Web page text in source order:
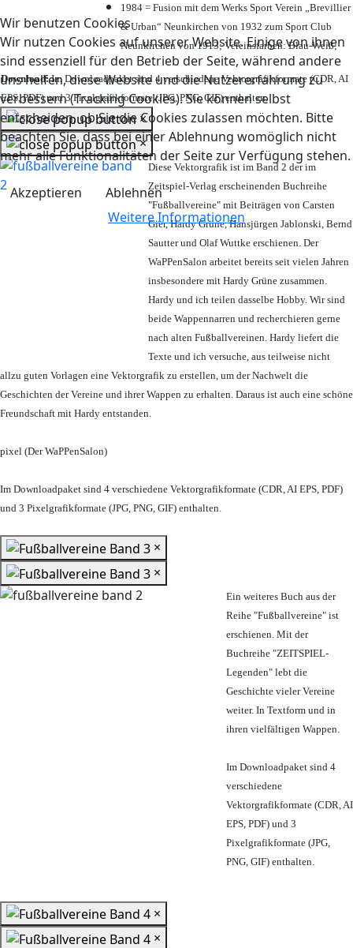
Wir benutzen Cookies
Wir nutzen Cookies auf unserer Website. Einige von ihnen
sind essenziell für den Betrieb der Seite, während andere
uns helfen, diese Website und die Nutzererfahrung zu
verbessern (Tracking Cookies). Sie können selbst
entscheiden, ob Sie die Cookies zulassen möchten. Bitte
beachten Sie, dass bei einer Ablehnung womöglich nicht
mehr alle Funktionalitäten der Seite zur Verfügung stehen.
Akzeptieren
Ablehnen
Weitere Informationen
1984 = Fusion mit dem Werks Sport Verein „Brevillier
& Urban“ Neunkirchen von 1932 zum Sport Club
Neunkirchen von 1913; Vereinsfarben: Blau-Weiß;
Download:Im Downloadpaket sind 4 verschiedene Vektorgrafikformate (CDR, AI
EPS, PDF) und 3 Pixelgrafikformate (JPG, PNG, GIF) enthalten.
×
×
Diese Vektorgrafik ist im Band 2 der im
Zeitspiel-Verlag erscheinenden Buchreihe
"Fußballvereine" mit Beiträgen von Carsten
Gier, Hardy Grüne, Hansjürgen Jablonski, Bernd
Sautter und Olaf Wuttke erschienen. Der
WaPPenSalon arbeitet bereits seit vielen Jahren
insbesondere mit Hardy Grüne zusammen.
Hardy und ich teilen dasselbe Hobby. Wir sind
beide Wappennarren und recherchieren gerne
nach alten Fußballvereinen. Hardy liefert die
Texte und ich versuche, aus teilweise nicht
allzu guten Vorlagen eine Vektorgrafik zu erstellen, um der Nachwelt die
Geschichten der Vereine und ihrer Wappen zu erhalten. Daraus ist auch eine schöne
Freundschaft mit Hardy entstanden.
pixel (Der WaPPenSalon)
Im Downloadpaket sind 4 verschiedene Vektorgrafikformate (CDR, AI EPS, PDF)
und 3 Pixelgrafikformate (JPG, PNG, GIF) enthalten.
×
×
Ein weiteres Buch aus der
Reihe "Fußballvereine" ist
erschienen. Mit der
Buchreihe "ZEITSPIEL-
Legenden" lebt die
Geschichte vieler Vereine
weiter. In Textform und in
ihren vielfältigen Wappen.
Im Downloadpaket sind 4
verschiedene
Vektorgrafikformate (CDR, AI
EPS, PDF) und 3
Pixelgrafikformate (JPG,
PNG, GIF) enthalten.
×
×